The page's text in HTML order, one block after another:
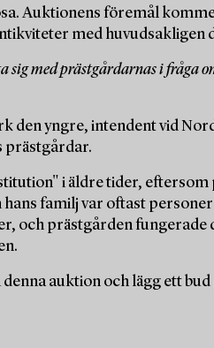
Auktionens föremål
med huvudsakligen
sig med prästgårdarnas i fråga
den yngre, intendent vid
prästgårdar.
i äldre tider, eftersom
familj var oftast
och prästgården
auktion och lägg ett